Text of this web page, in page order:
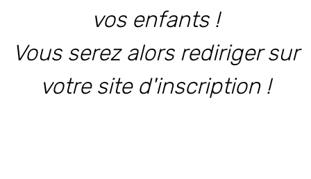
vos enfants !
Vous serez alors rediriger sur
votre site d'inscription !